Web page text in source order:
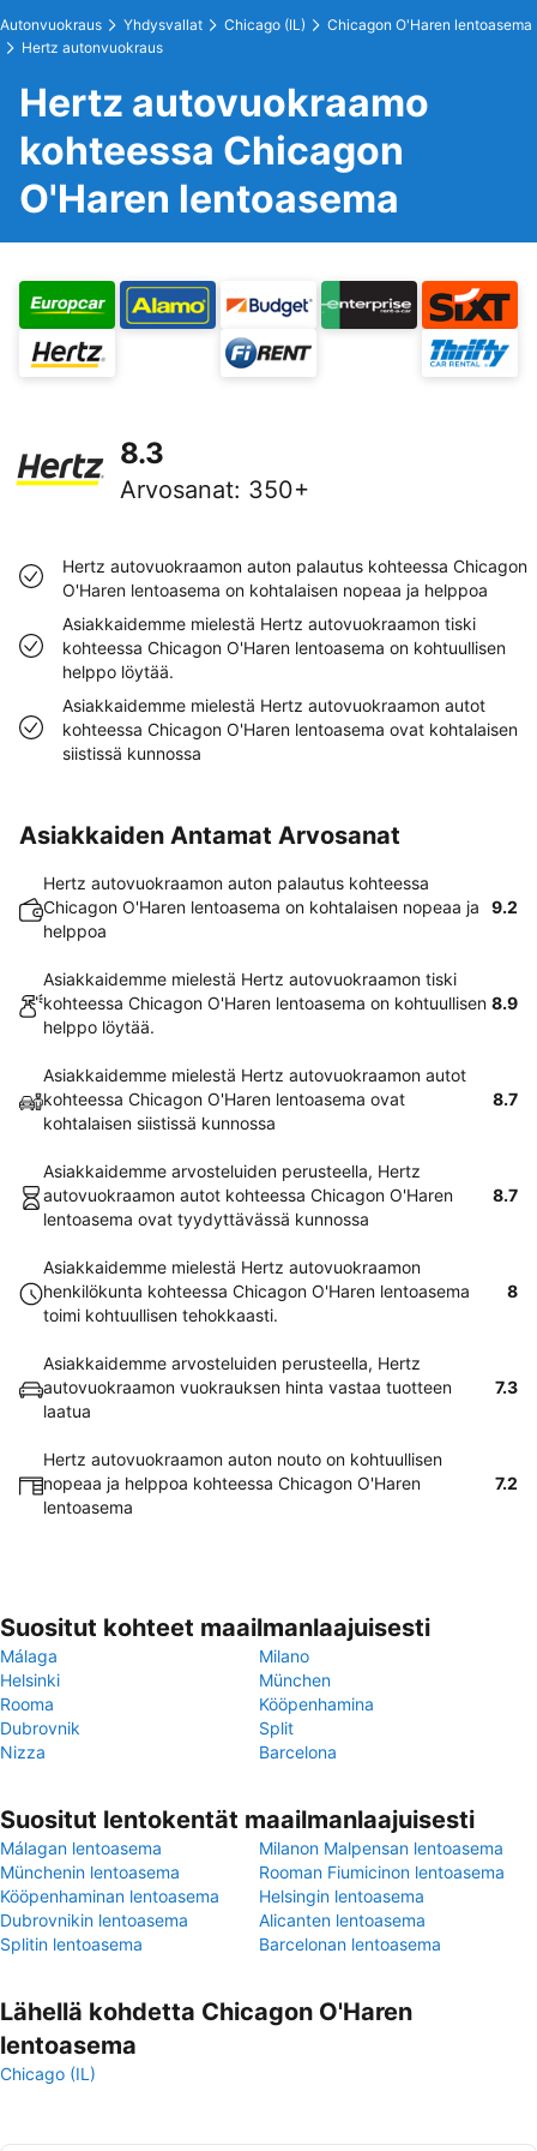
Autonvuokraus Yhdysvallat Chicago (IL)
Chicagon O'Haren lentoasema
Hertz autonvuokraus
Hertz autovuokraamo
kohteessa Chicagon
O'Haren lentoasema
8.3
Arvosanat: 350+
Hertz autovuokraamon auton palautus kohteessa Chicagon
O'Haren lentoasema on kohtalaisen nopeaa ja helppoa
Asiakkaidemme mielestä Hertz autovuokraamon tiski
kohteessa Chicagon O'Haren lentoasema on kohtuullisen
helppo löytää.
Asiakkaidemme mielestä Hertz autovuokraamon autot
kohteessa Chicagon O'Haren lentoasema ovat kohtalaisen
siistissä kunnossa
Asiakkaiden Antamat Arvosanat
Hertz autovuokraamon auton palautus kohteessa
Chicagon O'Haren lentoasema on kohtalaisen nopeaa ja
helppoa
9.2
Asiakkaidemme mielestä Hertz autovuokraamon tiski
kohteessa Chicagon O'Haren lentoasema on kohtuullisen
helppo löytää.
8.9
Asiakkaidemme mielestä Hertz autovuokraamon autot
kohteessa Chicagon O'Haren lentoasema ovat
kohtalaisen siistissä kunnossa
8.7
Asiakkaidemme arvosteluiden perusteella, Hertz
autovuokraamon autot kohteessa Chicagon O'Haren
lentoasema ovat tyydyttävässä kunnossa
8.7
Asiakkaidemme mielestä Hertz autovuokraamon
henkilökunta kohteessa Chicagon O'Haren lentoasema
toimi kohtuullisen tehokkaasti.
8
Asiakkaidemme arvosteluiden perusteella, Hertz
autovuokraamon vuokrauksen hinta vastaa tuotteen
laatua
7.3
Hertz autovuokraamon auton nouto on kohtuullisen
nopeaa ja helppoa kohteessa Chicagon O'Haren
lentoasema
7.2
Suositut kohteet maailmanlaajuisesti
Málaga
Milano
Helsinki
München
Rooma
Kööpenhamina
Dubrovnik
Split
Nizza
Barcelona
Suositut lentokentät maailmanlaajuisesti
Málagan lentoasema
Milanon Malpensan lentoasema
Münchenin lentoasema
Rooman Fiumicinon lentoasema
Kööpenhaminan lentoasema
Helsingin lentoasema
Dubrovnikin lentoasema
Alicanten lentoasema
Splitin lentoasema
Barcelonan lentoasema
Lähellä kohdetta Chicagon O'Haren
lentoasema
Chicago (IL)